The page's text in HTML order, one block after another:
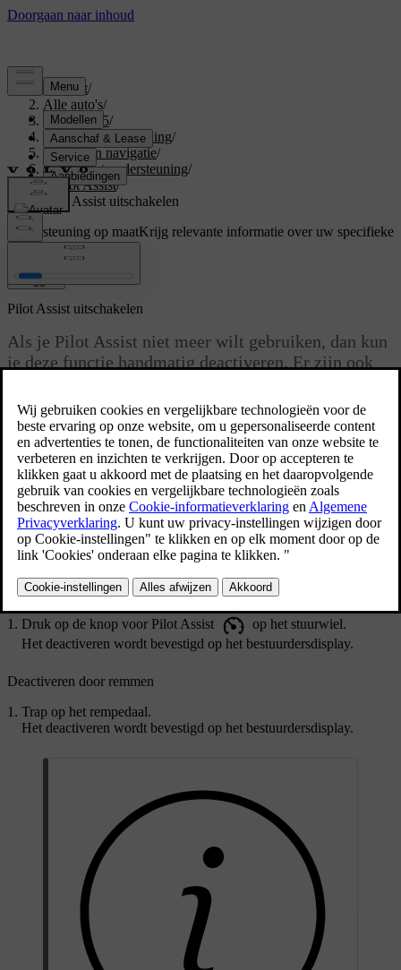
Support/
Alle auto's/
EX40 2025/
Gebruikershandleiding/
Rijhulp en navigatie/
Rijden met ondersteuning/
Pilot Assist/
Pilot Assist uitschakelen
Ondersteuning op maatKrijg relevante informatie over uw specifieke
auto.
Inloggen
Bijgewerkt 28-10-2024
Pilot Assist uitschakelen
Als je Pilot Assist niet meer wilt gebruiken, dan kun
je deze functie handmatig deactiveren. Er zijn ook
gedeactiveerd.
Pilot Assist wordt op dezelfde manier geactiveerd en gedeactiveerd.
Je drukt gewoon op de knop voor Pilot Assist op het stuurwiel. Je
kunt Pilot Assist ook deactiveren door te remmen.
Wanneer je Pilot Assist deactiveert, worden alle functies ervan ook
uitgeschakeld. Dit omvat ook snelheid en afstand houden, en
stuurhulp.
Pilot Assist deactiveren met de knop op het stuurwiel
Druk op de knop voor Pilot Assist
op het stuurwiel.
Het deactiveren wordt bevestigd op het bestuurdersdisplay.
Deactiveren door remmen
Trap op het rempedaal.
Het deactiveren wordt bevestigd op het bestuurdersdisplay.